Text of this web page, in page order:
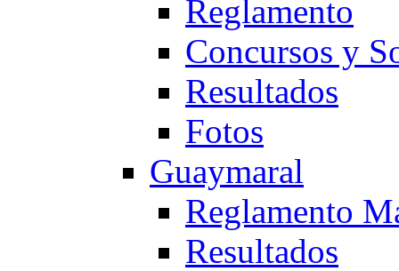
Reglamento
Concursos y
Resultados
Fotos
Guaymaral
Reglamento
Resultados